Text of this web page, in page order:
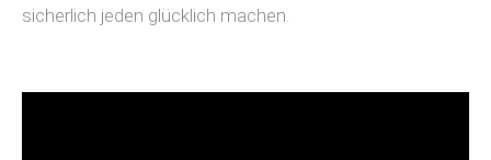
sicherlich jeden glücklich machen.